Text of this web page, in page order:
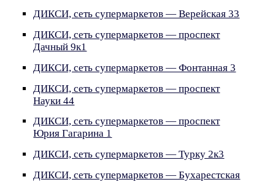
ДИКСИ, сеть супермаркетов — Верейская 33
ДИКСИ, сеть супермаркетов — проспект
Дачный 9к1
ДИКСИ, сеть супермаркетов — Фонтанная 3
ДИКСИ, сеть супермаркетов — проспект
Науки 44
ДИКСИ, сеть супермаркетов — проспект
Юрия Гагарина 1
ДИКСИ, сеть супермаркетов — Турку 2к3
ДИКСИ, сеть супермаркетов — Бухарестская